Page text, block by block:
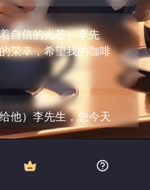
自信的光芒）李先
荣幸，希望我的咖啡
他）李先生，您今天